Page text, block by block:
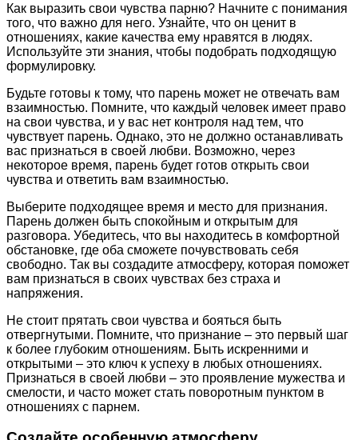
Как выразить свои чувства парню? Начните с понимания
того, что важно для него. Узнайте, что он ценит в
отношениях, какие качества ему нравятся в людях.
Используйте эти знания, чтобы подобрать подходящую
формулировку.
Будьте готовы к тому, что парень может не отвечать вам
взаимностью. Помните, что каждый человек имеет право
на свои чувства, и у вас нет контроля над тем, что
чувствует парень. Однако, это не должно останавливать
вас признаться в своей любви. Возможно, через
некоторое время, парень будет готов открыть свои
чувства и ответить вам взаимностью.
Выберите подходящее время и место для признания.
Парень должен быть спокойным и открытым для
разговора. Убедитесь, что вы находитесь в комфортной
обстановке, где оба сможете почувствовать себя
свободно. Так вы создадите атмосферу, которая поможет
вам признаться в своих чувствах без страха и
напряжения.
Не стоит прятать свои чувства и бояться быть
отвергнутыми. Помните, что признание – это первый шаг
к более глубоким отношениям. Быть искренними и
открытыми – это ключ к успеху в любых отношениях.
Признаться в своей любви – это проявление мужества и
смелости, и часто может стать поворотным пунктом в
отношениях с парнем.